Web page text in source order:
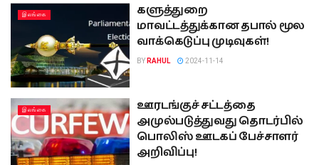
இலங்கை
களுத்துறை
மாவட்டத்துக்கான தபால் மூல
வாக்கெடுப்பு முடிவுகள்!
BY RAHUL 2024-11-14
இலங்கை
ஊரடங்குச் சட்டத்தை
அமுல்படுத்துவது தொடர்பில்
பொலிஸ் ஊடகப் பேச்சாளர்
அறிவிப்பு!